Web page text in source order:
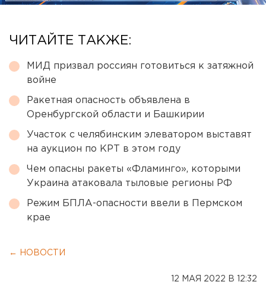
ЧИТАЙТЕ ТАКЖЕ:
МИД призвал россиян готовиться к затяжной
войне
Ракетная опасность объявлена в
Оренбургской области и Башкирии
Участок с челябинским элеватором выставят
на аукцион по КРТ в этом году
Чем опасны ракеты «Фламинго», которыми
Украина атаковала тыловые регионы РФ
Режим БПЛА-опасности ввели в Пермском
крае
← НОВОСТИ
12 МАЯ 2022 В 12:32